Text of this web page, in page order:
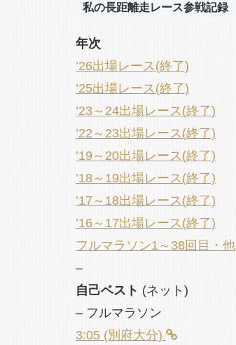
私の長距離走レース参戦記録
年次
’26出場レース(終了)
’25出場レース(終了)
’23～24出場レース(終了)
’22～23出場レース(終了)
’19～20出場レース(終了)
’18～19出場レース(終了)
’17～18出場レース(終了)
’16～17出場レース(終了)
フルマラソン1～38回目・他
–
自己ベスト (ネット)
– フルマラソン
3:05 (別府大分)